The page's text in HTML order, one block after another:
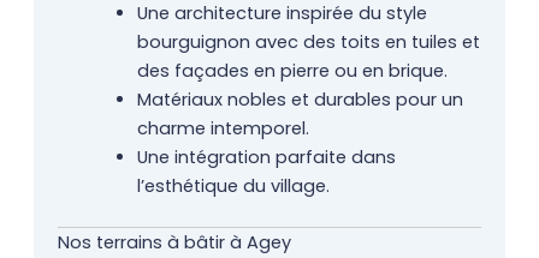
Une architecture inspirée du style
bourguignon avec des toits en tuiles et
des façades en pierre ou en brique.
Matériaux nobles et durables pour un
charme intemporel.
Une intégration parfaite dans
l’esthétique du village.
Nos terrains à bâtir à Agey